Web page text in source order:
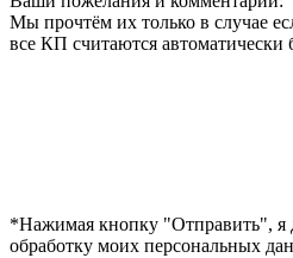
Мы прочтём их только в случае
все КП считаются автоматически
*Нажимая кнопку "Отправить", я
обработку моих персональных